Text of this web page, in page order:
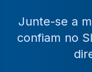
Junte-se a
confiam no